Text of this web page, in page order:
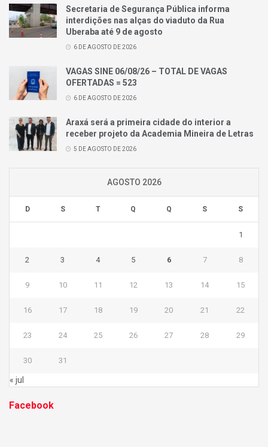
Secretaria de Segurança Pública informa
interdições nas alças do viaduto da Rua
Uberaba até 9 de agosto
6 DE AGOSTO DE 2026
VAGAS SINE 06/08/26 – TOTAL DE VAGAS
OFERTADAS = 523
6 DE AGOSTO DE 2026
Araxá será a primeira cidade do interior a
receber projeto da Academia Mineira de Letras
5 DE AGOSTO DE 2026
AGOSTO 2026
D S T Q Q S S
1
2 3 4 5 6 7 8
9 10 11 12 13 14 15
16 17 18 19 20 21 22
23 24 25 26 27 28 29
30 31
« jul
Facebook